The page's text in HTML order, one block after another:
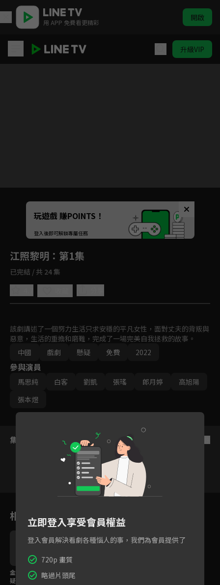
用 APP 免費看更精彩 開啟
升級VIP
Unmute
如有不便請見諒
玩遊戲 賺POINTS！
登入後即可解鎖專屬任務
江照黎明 ：第1集
已完結 / 共 24 集
該劇講述了一個努力生活只求安穩的平凡女性，面對丈夫的背叛與
惡意，生活的重擔和磨難，完成了一場完美自我拯救的故事。
中國
戲劇 懸疑 免費 2022
參與演員
馬思純 白客 劉凱 張瑤 郎月婷
高旭陽
張本煜
集數列表
2 4
相關花絮
金馬影后馬思純陷殺夫
疑雲？
立即登入享受會員權益
登入會員解決看劇各種惱人的事，我們為會員提供了
720p 畫質
略過片頭尾